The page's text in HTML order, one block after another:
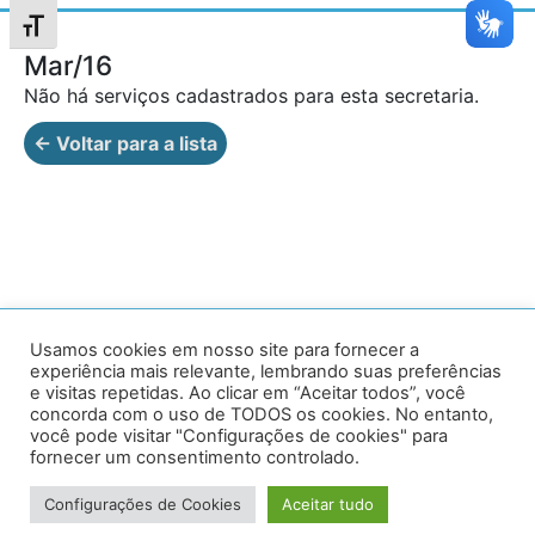
Alternar tamanho da fonte
Mar/16
Não há serviços cadastrados para esta secretaria.
← Voltar para a lista
Av. Prof. Armando Alves da Silva, nº 1950 - Zacarias,
Caratinga - MG - 35302-403 / Tel: (33) 3329 8000
Desenvolvido por VersaTec
Usamos cookies em nosso site para fornecer a
experiência mais relevante, lembrando suas preferências
e visitas repetidas. Ao clicar em “Aceitar todos”, você
concorda com o uso de TODOS os cookies. No entanto,
você pode visitar "Configurações de cookies" para
fornecer um consentimento controlado.
Configurações de Cookies Aceitar tudo